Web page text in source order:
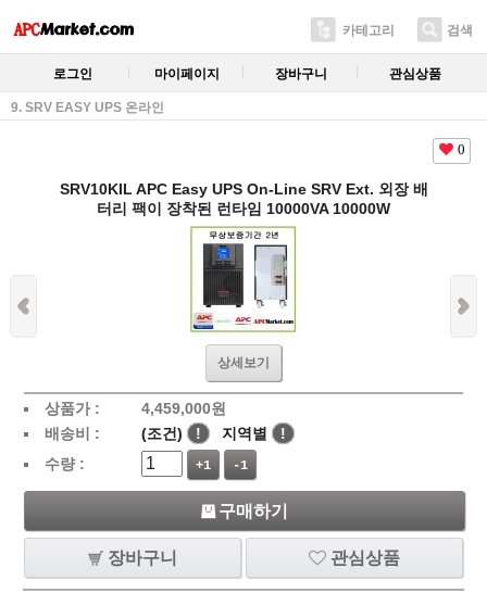
카테고리 검색
로그인 마이페이지 장바구니 관심상품
9. SRV EASY UPS 온라인
0
SRV10KIL APC Easy UPS On-Line SRV Ext. 외장 배
터리 팩이 장착된 런타임 10000VA 10000W
상세보기
상품가 : 4,459,000원
배송비 :
(조건) ! 지역별
!
수량 :
+1 -1
구매하기
장바구니 관심상품